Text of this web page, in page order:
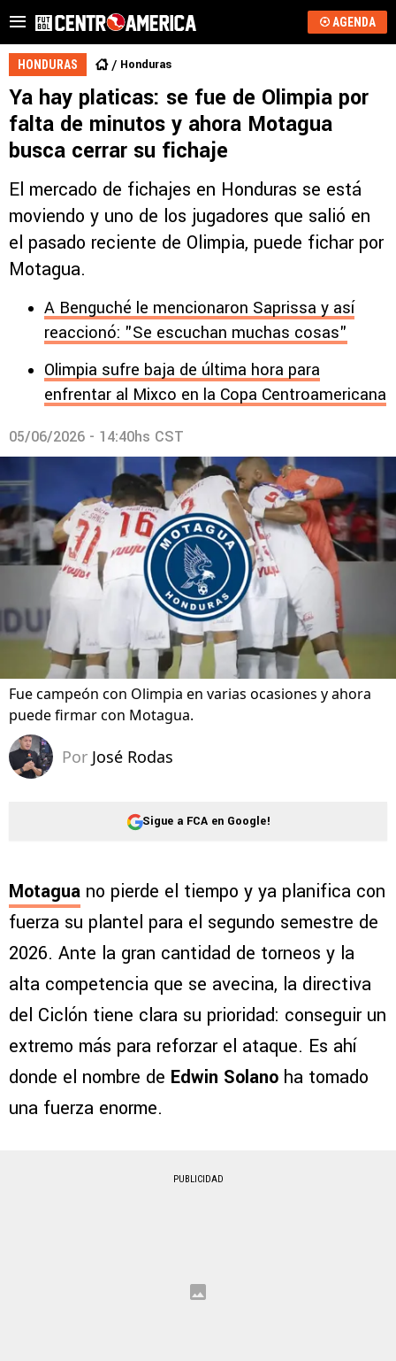
AGENDA
HONDURAS Honduras
Ya hay platicas: se fue de Olimpia por
falta de minutos y ahora Motagua
busca cerrar su fichaje
El mercado de fichajes en Honduras se está
moviendo y uno de los jugadores que salió en
el pasado reciente de Olimpia, puede fichar por
Motagua.
A Benguché le mencionaron Saprissa y así
reaccionó: "Se escuchan muchas cosas"
Olimpia sufre baja de última hora para
enfrentar al Mixco en la Copa Centroamericana
05/06/2026 - 14:40hs CST
Fue campeón con Olimpia en varias ocasiones y ahora
puede firmar con Motagua.
Por José Rodas
Sigue a FCA en Google!
Motagua no pierde el tiempo y ya planifica con
fuerza su plantel para el segundo semestre de
2026. Ante la gran cantidad de torneos y la
alta competencia que se avecina, la directiva
del Ciclón tiene clara su prioridad: conseguir un
extremo más para reforzar el ataque. Es ahí
donde el nombre de Edwin Solano ha tomado
una fuerza enorme.
PUBLICIDAD